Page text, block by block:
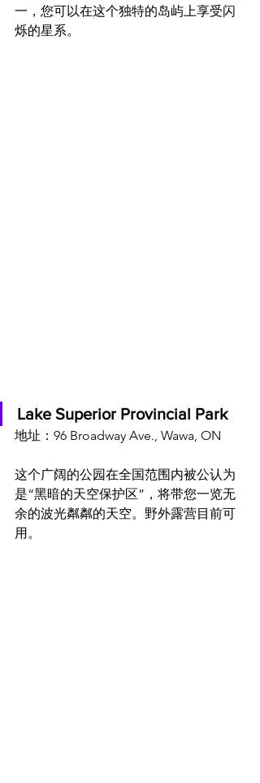
一，您可以在这个独特的岛屿上享受闪
烁的星系。
Lake Superior Provincial Park
地址：96 Broadway Ave., Wawa, ON
这个广阔的公园在全国范围内被公认为
是“黑暗的天空保护区”，将带您一览无
余的波光粼粼的天空。野外露营目前可
用。